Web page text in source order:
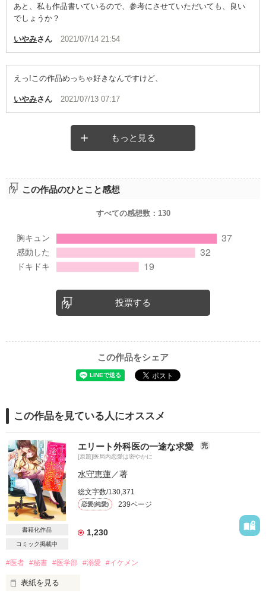
あと、私も作品書いているので、参考にさせていただいても、良い
でしょうか？
いやみさん 2021/07/14 21:54
えっ!この作品めっちゃ好きなんですけど、
いやみさん 2021/07/13 07:17
もっと見る
この作品のひとこと感想
すべての感想数： 130
投票する
この作品をシェア
この作品を見ている人にオススメ
書籍化作品
コミック掲載中
エリート外科医の一途な求愛 完
[原題]医局内恋愛は密やかに
水守恵蓮／著
総文字数/130,371
恋愛(純愛) 239ページ
1,230
#医者 #秘書 #医学部 #溺愛 #イケメン
表紙を見る